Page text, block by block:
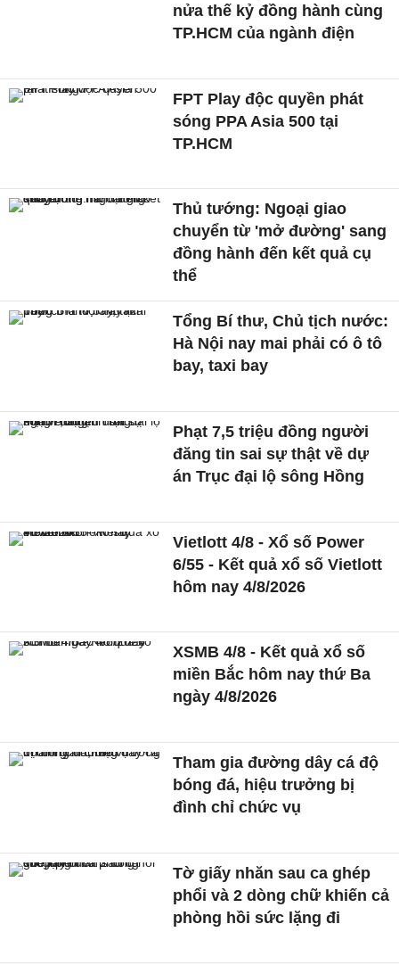
nửa thế kỷ đồng hành cùng
TP.HCM của ngành điện
FPT Play độc quyền phát
sóng PPA Asia 500 tại
TP.HCM
Thủ tướng: Ngoại giao
chuyển từ 'mở đường' sang
đồng hành đến kết quả cụ
thể
Tổng Bí thư, Chủ tịch nước:
Hà Nội nay mai phải có ô tô
bay, taxi bay
Phạt 7,5 triệu đồng người
đăng tin sai sự thật về dự
án Trục đại lộ sông Hồng
Vietlott 4/8 - Xổ số Power
6/55 - Kết quả xổ số Vietlott
hôm nay 4/8/2026
XSMB 4/8 - Kết quả xổ số
miền Bắc hôm nay thứ Ba
ngày 4/8/2026
Tham gia đường dây cá độ
bóng đá, hiệu trưởng bị
đình chỉ chức vụ
Tờ giấy nhăn sau ca ghép
phổi và 2 dòng chữ khiến cả
phòng hồi sức lặng đi